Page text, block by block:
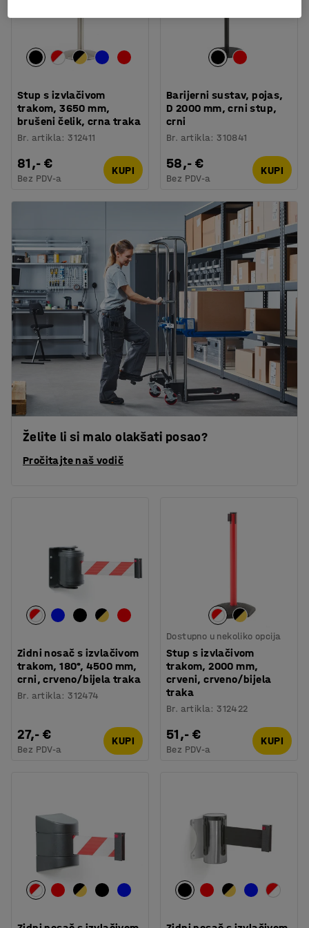
Stup s izvlačivom
trakom, 3650 mm,
brušeni čelik, crna traka
Br. artikla:312411
81,- €
Bez PDV-a
KUPI
Barijerni sustav, pojas,
D 2000 mm, crni stup,
crni
Br. artikla:310841
58,- €
Bez PDV-a
KUPI
Želite li si malo olakšati posao?
Pročitajte naš vodič
Zidni nosač s izvlačivom
trakom, 180°, 4500 mm,
crni, crveno/bijela traka
Br. artikla:312474
27,- €
Bez PDV-a
KUPI
Dostupno u nekoliko opcija
Stup s izvlačivom
trakom, 2000 mm,
crveni, crveno/bijela
traka
Br. artikla:312422
51,- €
Bez PDV-a
KUPI